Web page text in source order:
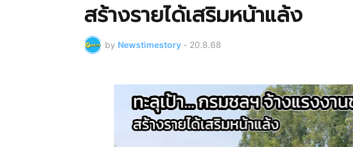
สร้างรายได้เสริมหน้าแล้ง
by Newstimestory - 20.8.68